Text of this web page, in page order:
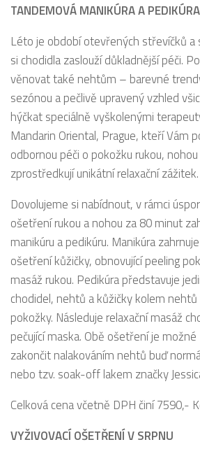
TANDEMOVÁ MANIKÚRA A PEDIKÚRA
Léto je období otevřených střevíčků a
si chodidla zaslouží důkladnější péči.
věnovat také nehtům – barevné
sezónou a pečlivě upravený vzhled
hýčkat speciálně vyškolenými
Mandarin Oriental, Prague, kteří Vám
odbornou péči o pokožku rukou,
zprostředkují unikátní relaxační zážitek.
Dovolujeme si nabídnout, v rámci
ošetření rukou a nohou za 80 minut
manikúru a pedikúru. Manikúra
ošetření kůžičky, obnovující peeling
masáž rukou. Pedikúra představuje
chodidel, nehtů a kůžičky kolem
pokožky. Následuje relaxační masáž
pečující maska. Obě ošetření je možné
zakončit nalakováním nehtů buď
nebo tzv. soak-off lakem značky
Celková cena včetně DPH činí 7590,-
VYŽIVOVACÍ OŠETŘENÍ V SRPNU